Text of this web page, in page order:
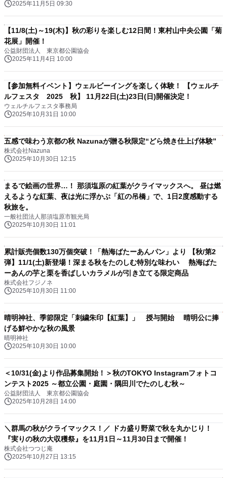
2025年11月5日 09:30
【11/8(土)～19(木)】秋の彩りを楽しむ12日間！東村山中央公園「菊
花展」開催！
公益財団法人 東京都公園協会
2025年11月4日 10:00
【参加無料イベント】ウェルビーイングを楽しく体験！ 【ウェルチ
ルフェスタ 2025 秋】 11月22日(土)23日(日)開催決定！
ウェルチルフェスタ事務局
2025年10月31日 10:00
五感で味わう京都の秋 Nazunaが贈る秋限定“どら焼き仕上げ体験”
株式会社Nazuna
2025年10月30日 12:15
まるで絵画の世界…！ 那須塩原の紅葉がクライマックスへ。 昼は燃
えるような紅葉、夜は光に浮かぶ「紅の吊橋」で、1日2度感動する
秋旅を。
一般社団法人那須塩原市観光局
2025年10月30日 11:01
累計販売個数130万個突破！「熱海ばたーあんパン」より 【秋/第2
弾】11/1(土)新登場！深まる秋をたのしむ特別な味わい 熱海ばた
ーあんの芋と栗を香ばしいカラメルが引き立てる限定商品
株式会社フジノネ
2025年10月30日 11:00
晴明神社、季節限定「刺繍朱印【紅葉】」 授与開始 晴明公に捧
げる鮮やかな秋の風景
晴明神社
2025年10月30日 10:00
＜10/31(金)より作品募集開始！＞秋のTOKYO Instagramフォトコ
ンテスト2025 ～都立公園・庭園・隅田川でたのしむ秋～
公益財団法人 東京都公園協会
2025年10月28日 14:00
＼群馬の秋がクライマックス！／ ドカ盛り野菜で秋を丸かじり！
『実りの秋の大収穫祭』を11月1日～11月30日まで開催！
株式会社つつじ庵
2025年10月27日 13:15